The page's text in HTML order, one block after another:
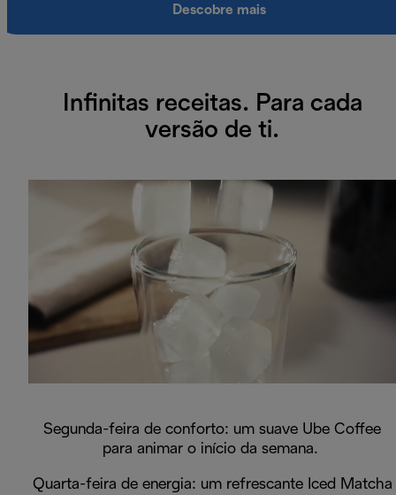
Descobre mais
Infinitas receitas. Para cada
versão de ti.
Segunda-feira de conforto: um suave Ube Coffee
para animar o início da semana.
Quarta-feira de energia: um refrescante Iced Matcha